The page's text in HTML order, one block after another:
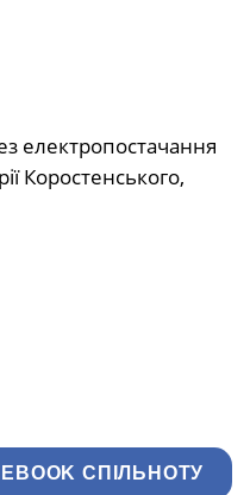
електропостачання
Коростенського,
СПІЛЬНОТУ